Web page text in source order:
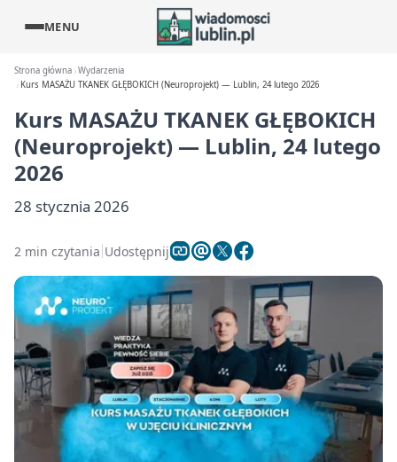
MENU
Strona główna Wydarzenia
Kurs MASAŻU TKANEK GŁĘBOKICH (Neuroprojekt) — Lublin, 24 lutego 2026
Kurs MASAŻU TKANEK GŁĘBOKICH
(Neuroprojekt) — Lublin, 24 lutego
2026
28 stycznia 2026
2 min czytania Udostępnij